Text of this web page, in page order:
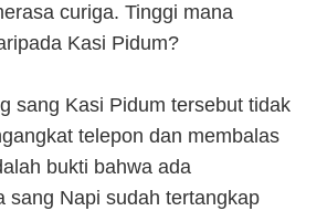
curiga. Tinggi mana
Kasi Pidum?
sang Kasi Pidum tersebut tidak
telepon dan membalas
bukti bahwa ada
sang Napi sudah tertangkap